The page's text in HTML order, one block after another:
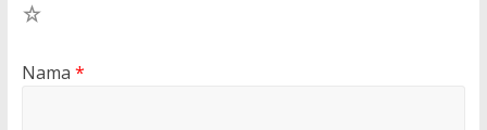
Nama *